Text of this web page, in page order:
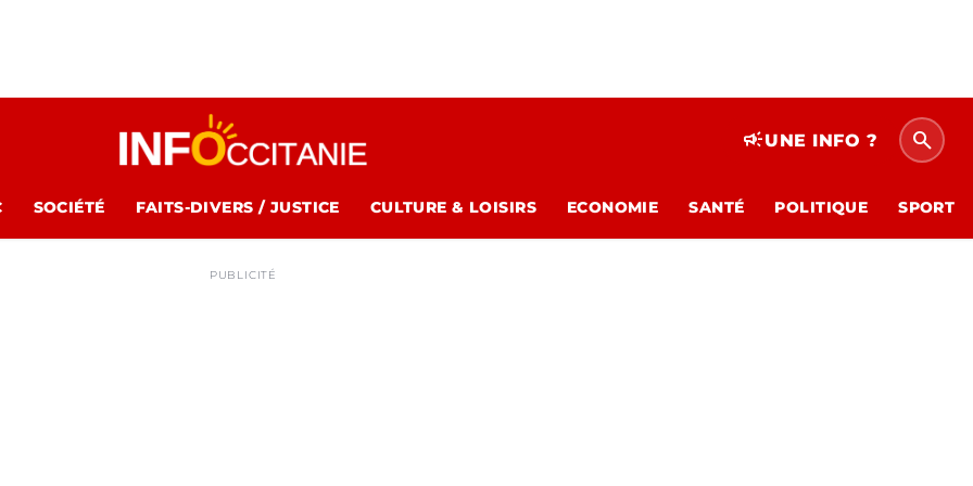
campaignUNE INFO ? search
SOCIÉTÉ FAITS-DIVERS / JUSTICE CULTURE & LOISIRS ECONOMIE SANTÉ POLITIQUE SPORT
PUBLICITÉ